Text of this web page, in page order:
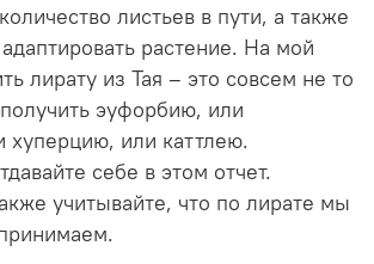
листьев в пути, а также
растение. На мой
лирату из Тая – это совсем не то
эуфорбию, или
хуперцию, или каттлею.
себе в этом отчет.
учитывайте, что по лирате мы